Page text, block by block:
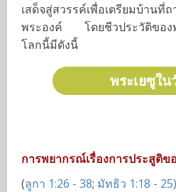
พระเยซูอายุ 31 ปี เดือนที่ 1 -
พระเยซูอายุ 31 ปี เดือนที่ 7 -
พระเยซูอายุ 32 ปี เดือนที่ 7 -
เสด็จสู่สวรรค์เพื่อเตรียมบ้านที่
พระองค์ โดยชีวประวัติของ
โลกนี้มีดังนี้
พระเยซูใน
การพยากรณ์เรื่องการประสูติข
(ลูกา 1:26 - 38; มัทธิว 1:18 - 25)